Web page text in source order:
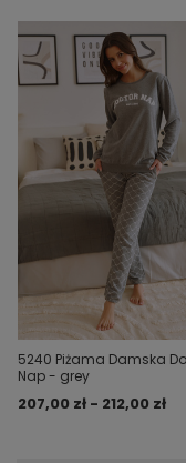
5240 Piżama Damska
Nap - grey
207,00 zł - 212,00 zł